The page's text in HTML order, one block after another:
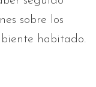
sobre los
habitado.